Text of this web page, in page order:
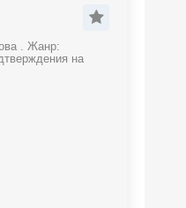
. Жанр:
на